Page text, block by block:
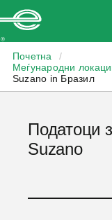
Почетна
/
Меѓународни
Suzano in Бразил
Податоци
Suzano